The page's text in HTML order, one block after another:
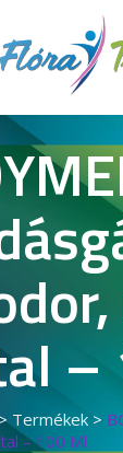
–
Termékek >
– 100 Ml